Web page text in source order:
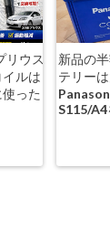
リウス
ルは
った
新品の
テリー
S115/